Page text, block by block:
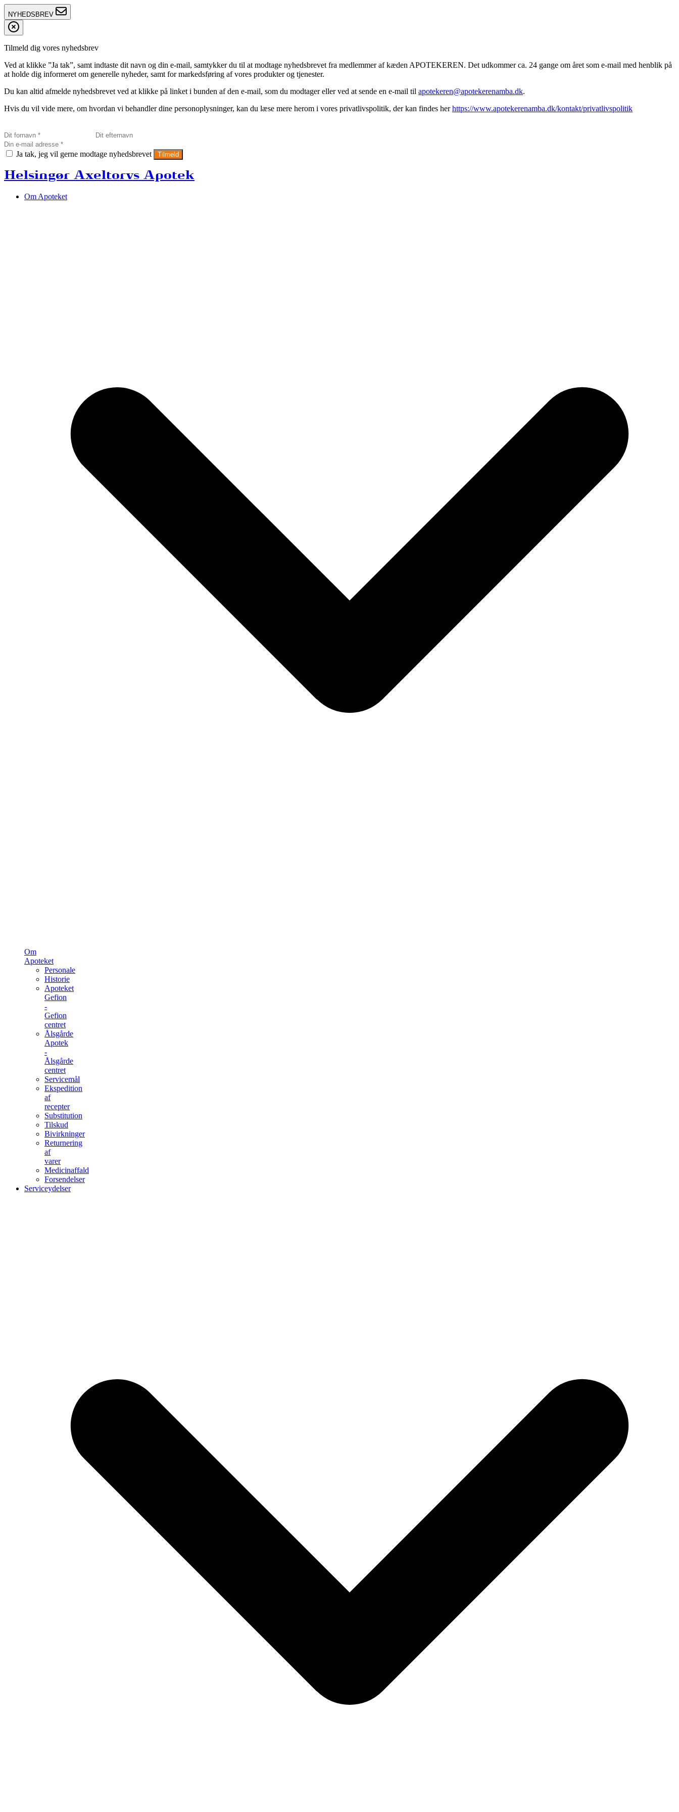
NYHEDSBREV
Tilmeld dig vores nyhedsbrev
Ved at klikke ”Ja tak”, samt indtaste dit navn og din e-mail, samtykker du til at modtage nyhedsbrevet fra medlemmer af kæden APOTEKEREN. Det udkommer ca. 24 gange om året som e-mail med henblik på
at holde dig informeret om generelle nyheder, samt for markedsføring af vores produkter og tjenester.
Du kan altid afmelde nyhedsbrevet ved at klikke på linket i bunden af den e-mail, som du modtager eller ved at sende en e-mail til apotekeren@apotekerenamba.dk.
Hvis du vil vide mere, om hvordan vi behandler dine personoplysninger, kan du læse mere herom i vores privatlivspolitik, der kan findes herhttps://www.apotekerenamba.dk/kontakt/privatlivspolitik
Ja tak, jeg vil gerne modtage nyhedsbrevet Tilmeld
Helsingør Axeltorvs Apotek
Om Apoteket
Om
Apoteket
Personale
Historie
Apoteket
Gefion
-
Gefion
centret
Ålsgårde
Apotek
-
Ålsgårde
centret
Servicemål
Ekspedition
af
recepter
Substitution
Tilskud
Bivirkninger
Returnering
af
varer
Medicinaffald
Forsendelser
Serviceydelser